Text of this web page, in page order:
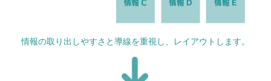
情報の取り出しやすさと導線を重視し、レイアウトします。